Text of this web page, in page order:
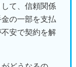
て、信頼関係
の一部を支払
安で契約を解